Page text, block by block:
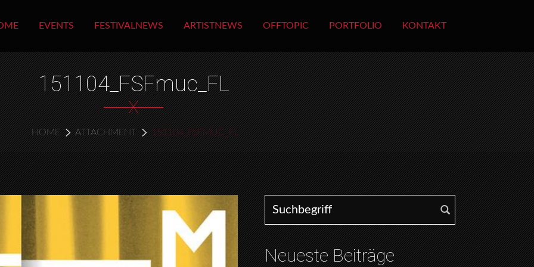
EVENTS FESTIVALNEWS ARTISTNEWS OFFTOPIC PORTFOLIO KONTAKT
151104_FSFmuc_FL
X
HOME ATTACHMENT 151104_FSFMUC_FL
Search for:
Neueste Beiträge